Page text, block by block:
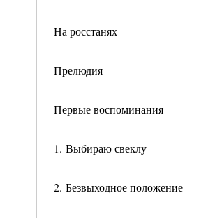
На росстанях
Прелюдия
Первые воспоминания
1. Выбираю свеклу
2. Безвыходное положение